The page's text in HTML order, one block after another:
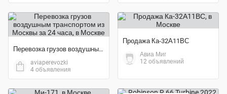
Перевозка грузов воздушным транспортом из Москвы за 24 часа
aviaperevozki
4 объявления
Продажа Ка-32А11ВС
Авиа Миг
12 объявлений